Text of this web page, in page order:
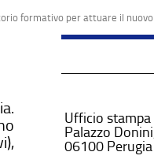
formativo per attuare il
Ufficio stampa
Palazzo
06100 Perugia